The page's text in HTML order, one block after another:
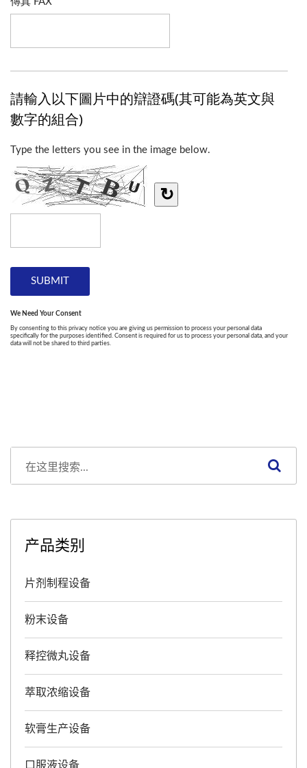
产品类别
片剂制程设备
粉末设备
释控微丸设备
萃取浓缩设备
软膏生产设备
口服液设备